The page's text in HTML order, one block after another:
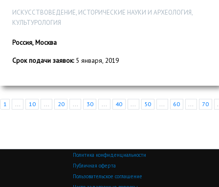
ИСКУССТВОВЕДЕНИЕ, ИСТОРИЧЕСКИЕ НАУКИ И АРХЕОЛОГИЯ,
КУЛЬТУРОЛОГИЯ
Россия, Москва
Срок подачи заявок:5 января, 2019
1 ... 10 ... 20 ... 30 ... 40 ... 50 ... 60 ... 70
Политика конфиденциальности
Публичная оферта
Пользовательское соглашение